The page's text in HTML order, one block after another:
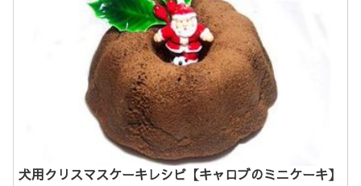
犬用クリスマスケーキレシピ【キャロブのミニケーキ】